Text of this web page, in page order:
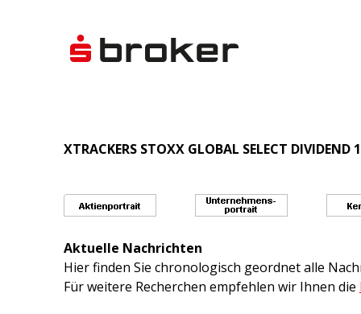
XTRACKERS STOXX GLOBAL SELECT DIVIDEND
Aktuelle Nachrichten
Hier finden Sie chronologisch geordnet alle
Für weitere Recherchen empfehlen wir Ihnen die